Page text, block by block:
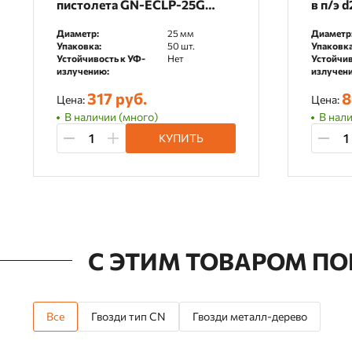
пистолета GN-ECLP-25G
Диаметр:
25 мм
Упаковка:
50 шт.
Устойчивость к УФ-
излучению:
Нет
Цена:317 руб.
В наличии (много)
КУПИТЬ
в п/э
Цена:
В
С ЭТИМ ТОВАРОМ
Все Гвозди тип CN Гвозди металл-дерево